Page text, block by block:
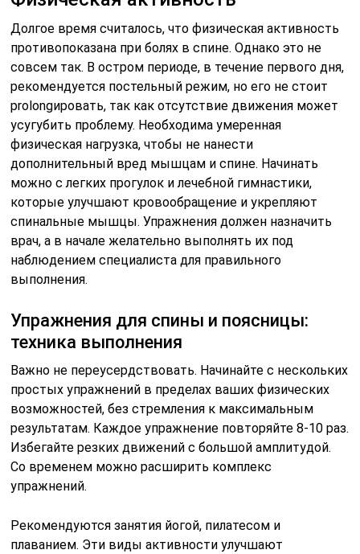
Долгое время считалось, что физическая активность
противопоказана при болях в спине. Однако это не
совсем так. В остром периоде, в течение первого дня,
рекомендуется постельный режим, но его не стоит
prolongировать, так как отсутствие движения может
усугубить проблему. Необходима умеренная
физическая нагрузка, чтобы не нанести
дополнительный вред мышцам и спине. Начинать
можно с легких прогулок и лечебной гимнастики,
которые улучшают кровообращение и укрепляют
спинальные мышцы. Упражнения должен назначить
врач, а в начале желательно выполнять их под
наблюдением специалиста для правильного
выполнения.
Упражнения для спины и поясницы:
техника выполнения
Важно не переусердствовать. Начинайте с нескольких
простых упражнений в пределах ваших физических
возможностей, без стремления к максимальным
результатам. Каждое упражнение повторяйте 8-10 раз.
Избегайте резких движений с большой амплитудой.
Со временем можно расширить комплекс
упражнений.
Рекомендуются занятия йогой, пилатесом и
плаванием. Эти виды активности улучшают